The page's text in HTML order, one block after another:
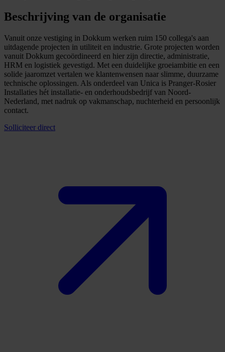
Beschrijving van de organisatie
Vanuit onze vestiging in Dokkum werken ruim 150 collega's aan
uitdagende projecten in utiliteit en industrie. Grote projecten worden
vanuit Dokkum gecoördineerd en hier zijn directie, administratie,
HRM en logistiek gevestigd. Met een duidelijke groeiambitie en een
solide jaaromzet vertalen we klantenwensen naar slimme, duurzame
technische oplossingen. Als onderdeel van Unica is Pranger-Rosier
Installaties hét installatie- en onderhoudsbedrijf van Noord-
Nederland, met nadruk op vakmanschap, nuchterheid en persoonlijk
contact.
Solliciteer direct